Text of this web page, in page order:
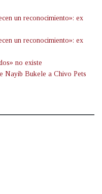
un reconocimiento»: ex
un reconocimiento»: ex
no existe
Nayib Bukele a Chivo Pets